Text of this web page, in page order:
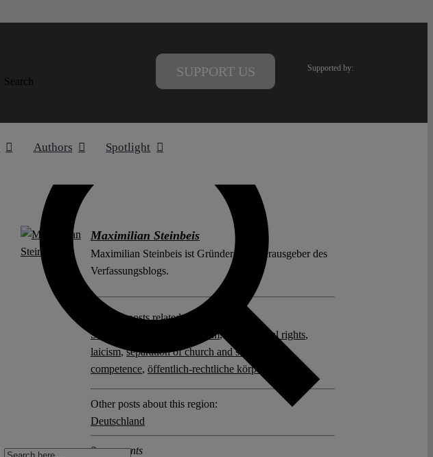
Search
SUPPORT US Supported by:
Authors Spotlight
Maximilian Steinbeis
Maximilian Steinbeis ist Gründer und Herausgeber des
Verfassungsblogs.
Explore posts related to this:
Staatskirchenrecht
federalism, fundamental rights,
laicism,separation of church and state
competence, öffentlich-rechtliche körperschaft
Other posts about this region:
Deutschland
3 comments